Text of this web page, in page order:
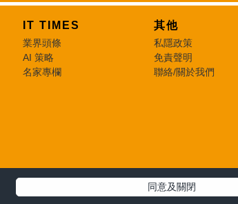
同意及關閉
IT TIMES
業界頭條
AI 策略
名家專欄
其他
私隱政策
免責聲明
聯絡/關於我們